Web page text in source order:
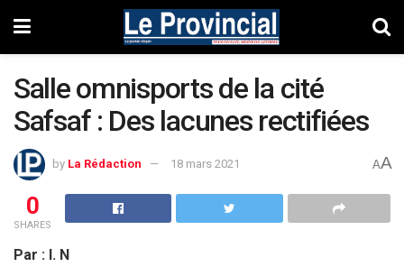
Salle omnisports de la cité
Safsaf : Des lacunes rectifiées
by La Rédaction 18 mars 2021 AA
0
SHARES
Par : I. N